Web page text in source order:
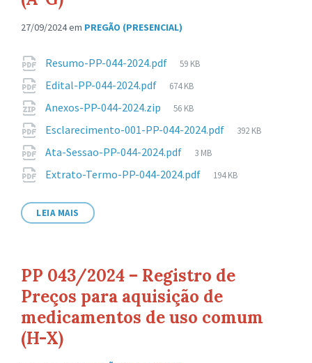
27/09/2024em PREGÃO (PRESENCIAL)
Anexos
Resumo-PP-044-2024.pdf
Tamanho
arquivo:
59 KB
Edital-PP-044-2024.pdf
Tamanho
arquivo:
674 KB
Anexos-PP-044-2024.zip
Tamanho
arquivo:
56 KB
Esclarecimento-001-PP-044-2024.pdf
Tamanho
392 KB
Ata-Sessao-PP-044-2024.pdf
Tamanho
arquivo:
3 MB
Extrato-Termo-PP-044-2024.pdf
Tamanho
194 KB
LEIA MAIS
PP 043/2024 – Registro de
Preços para aquisição de
medicamentos de uso comum
(H-X)